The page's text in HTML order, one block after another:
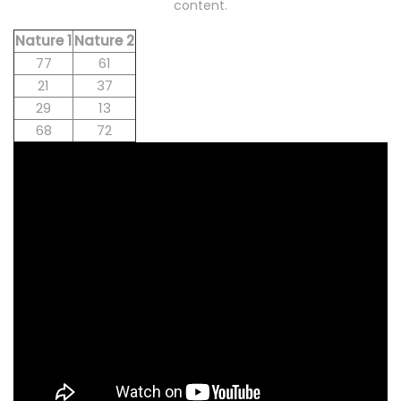
content.
Nature 1Nature 2
77
61
21
37
29
13
68
72